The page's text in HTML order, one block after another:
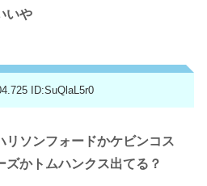
いや
ID:SuQlaL5r0
リソンフォードかケビンコス
ズかトムハンクス出てる？